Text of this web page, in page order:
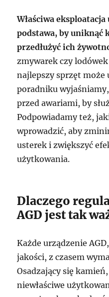
Właściwa
podstawa, by uniknąć
przedłużyć ich
zmywarek czy
najlepszy sprzęt może
poradniku
przed awariami, by
Podpowiadamy też,
wprowadzić, aby
usterek i zwiększyć
użytkowania.
Dlaczego
AGD jest tak
Każde urządzenie
jakości, z czasem
Osadzający się
niewłaściwe